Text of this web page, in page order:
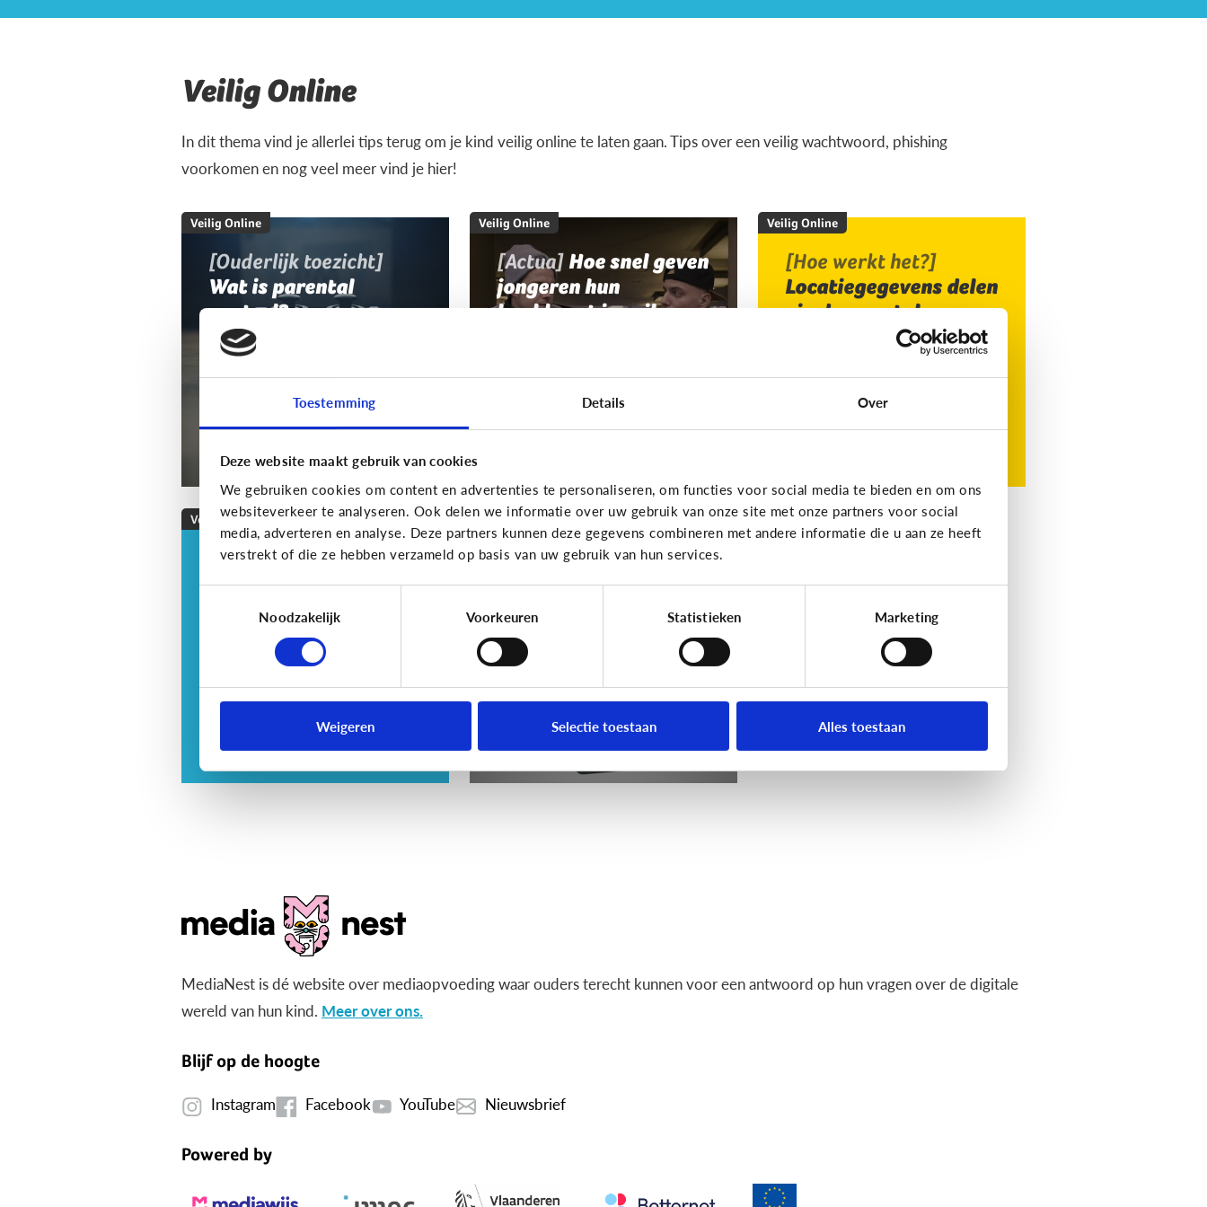
Toestemming Details Over
Deze website maakt gebruik van cookies
We gebruiken cookies om content en advertenties te personaliseren, om functies voor social media te bieden en om ons
websiteverkeer te analyseren. Ook delen we informatie over uw gebruik van onze site met onze partners voor social
media, adverteren en analyse. Deze partners kunnen deze gegevens combineren met andere informatie die u aan ze heeft
verstrekt of die ze hebben verzameld op basis van uw gebruik van hun services.
Noodzakelijk
Voorkeuren Statistieken Marketing
Weigeren Selectie toestaan Alles toestaan
Veilig Online
In dit thema vind je allerlei tips terug om je kind veilig online te laten gaan. Tips over een veilig wachtwoord, phishing
voorkomen en nog veel meer vind je hier!
Veilig Online
[Ouderlijk toezicht]
Wat is parental
control?
Veilig Online
[Actua] Hoe snel geven
jongeren hun
bankkaart in ruil voor
Veilig Online
[Hoe werkt het?]
Locatiegegevens delen
via de smartphone
Veilig Online
Veilig online: hoe doe
ik dat?
Je zorgt er best voor dat je
informatie alleen deelt met wie
jij dit echt wilt. Hoe kan je dit
doen?
3 tips voor tieners
Veilig Online
Wat is een veilig
wachtwoord voor mijn
kind?
MediaNest is dé website over mediaopvoeding waar ouders terecht kunnen voor een antwoord op hun vragen over de digitale
wereld van hun kind. Meer over ons.
Blijf op de hoogte
Instagram Facebook YouTube Nieuwsbrief
Powered by